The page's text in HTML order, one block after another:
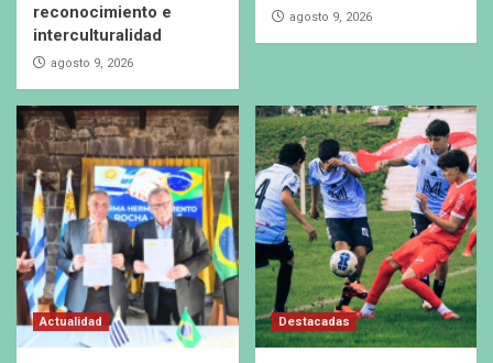
reconocimiento e
interculturalidad
agosto 9, 2026
agosto 9, 2026
Actualidad Destacadas